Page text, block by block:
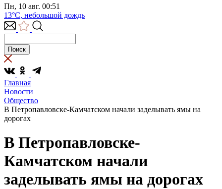
Пн, 10 авг. 00:51
13°C, небольшой дождь
Главная
Новости
Общество
В Петропавловске-Камчатском начали заделывать ямы на
дорогах
В Петропавловске-
Камчатском начали
заделывать ямы на дорогах